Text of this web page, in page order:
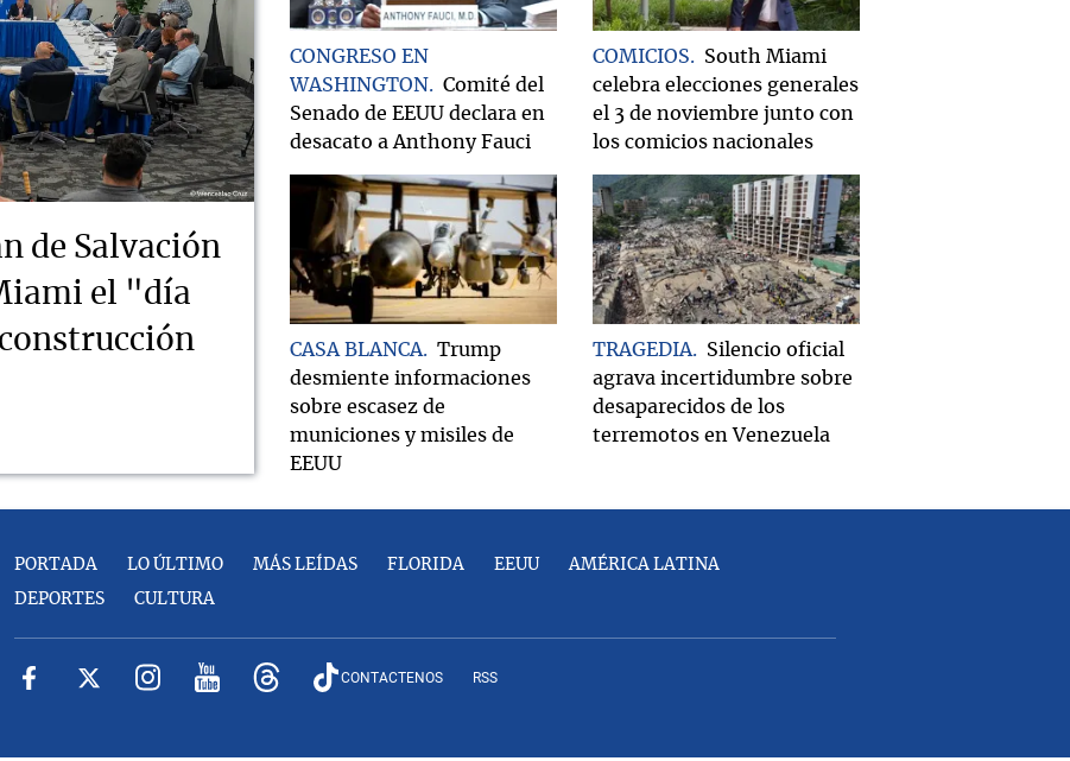
de Salvación
el "día
CONGRESO EN
WASHINGTON
Comité del
Senado de EEUU declara en
desacato a Anthony Fauci
COMICIOS
South Miami
celebra elecciones generales
el 3 de noviembre junto con
los comicios nacionales
CASA BLANCA
Trump
desmiente informaciones
sobre escasez de
municiones y misiles de
EEUU
TRAGEDIA
Silencio oficial
agrava incertidumbre sobre
desaparecidos de los
terremotos en Venezuela
PORTADA LO ÚLTIMO MÁS LEÍDAS FLORIDA EEUU AMÉRICA LATINA
DEPORTES CULTURA
CONTACTENOS RSS